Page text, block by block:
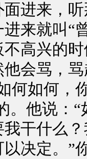
进来，听
来就叫“
高兴的
会骂，
何如何，
。他说：
干什么
决定。”